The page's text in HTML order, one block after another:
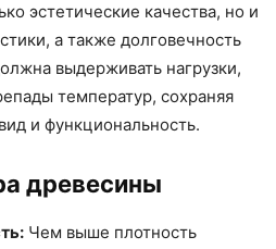
эстетические качества, но и
а также долговечность
выдерживать нагрузки,
температур, сохраняя
и функциональность.
древесины
Чем выше плотность